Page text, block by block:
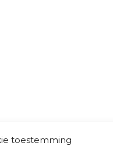
toestemming